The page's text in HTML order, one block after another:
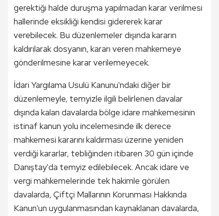
gerektiği halde duruşma yapılmadan karar verilmesi
hallerinde eksikliği kendisi gidererek karar
verebilecek. Bu düzenlemeler dışında kararın
kaldırılarak dosyanın, kararı veren mahkemeye
gönderilmesine karar verilemeyecek.
İdari Yargılama Usulü Kanunu'ndaki diğer bir
düzenlemeyle, temyizle ilgili belirlenen davalar
dışında kalan davalarda bölge idare mahkemesinin
istinaf kanun yolu incelemesinde ilk derece
mahkemesi kararını kaldırması üzerine yeniden
verdiği kararlar, tebliğinden itibaren 30 gün içinde
Danıştay'da temyiz edilebilecek. Ancak idare ve
vergi mahkemelerinde tek hakimle görülen
davalarda, Çiftçi Mallarının Korunması Hakkında
Kanun'un uygulanmasından kaynaklanan davalarda,